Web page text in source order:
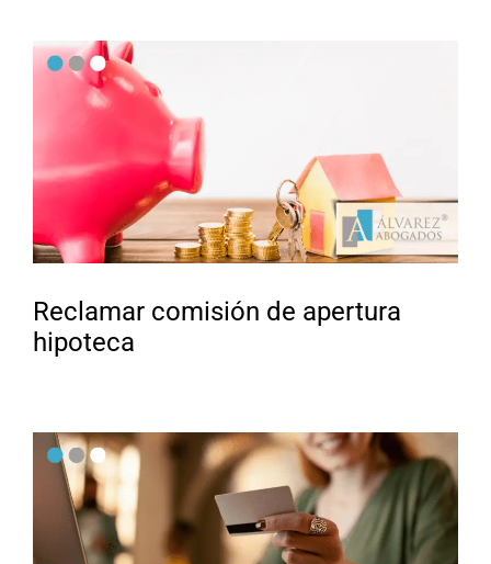
Reclamar comisión de apertura
hipoteca